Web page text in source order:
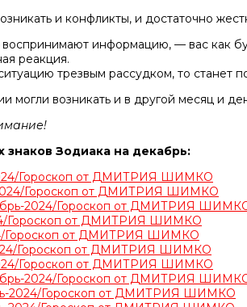
и конфликты, и достаточно
информацию, — вас как
реакция.
трезвым рассудком, то станет
могли возникать и в другой месяц и
знаков Зодиака на декабрь:
Гороскоп от ДМИТРИЯ ШИМКО
Гороскоп от ДМИТРИЯ ШИМКО
2024/Гороскоп от ДМИТРИЯ
Гороскоп от ДМИТРИЯ ШИМКО
Гороскоп от ДМИТРИЯ ШИМКО
Гороскоп от ДМИТРИЯ ШИМКО
Гороскоп от ДМИТРИЯ ШИМКО
2024/Гороскоп от ДМИТРИЯ
2024/Гороскоп от ДМИТРИЯ ШИМКО